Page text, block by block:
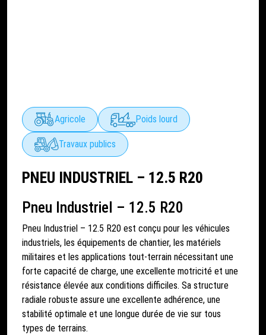
Agricole Poids lourd
Travaux publics
PNEU INDUSTRIEL – 12.5 R20
Pneu Industriel – 12.5 R20
Pneu Industriel – 12.5 R20 est conçu pour les véhicules
industriels, les équipements de chantier, les matériels
militaires et les applications tout-terrain nécessitant une
forte capacité de charge, une excellente motricité et une
résistance élevée aux conditions difficiles. Sa structure
radiale robuste assure une excellente adhérence, une
stabilité optimale et une longue durée de vie sur tous
types de terrains.